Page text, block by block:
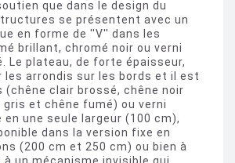
que dans le design du
se présentent avec un
en forme de ''V'' dans les
brillant, chromé noir ou verni
Le plateau, de forte épaisseur,
les arrondis sur les bords et il est
(chêne clair brossé, chêne noir
gris et chêne fumé) ou verni
en une seule largeur (100 cm),
dans la version fixe en
(200 cm et 250 cm) ou bien à
à un mécanisme invisible qui